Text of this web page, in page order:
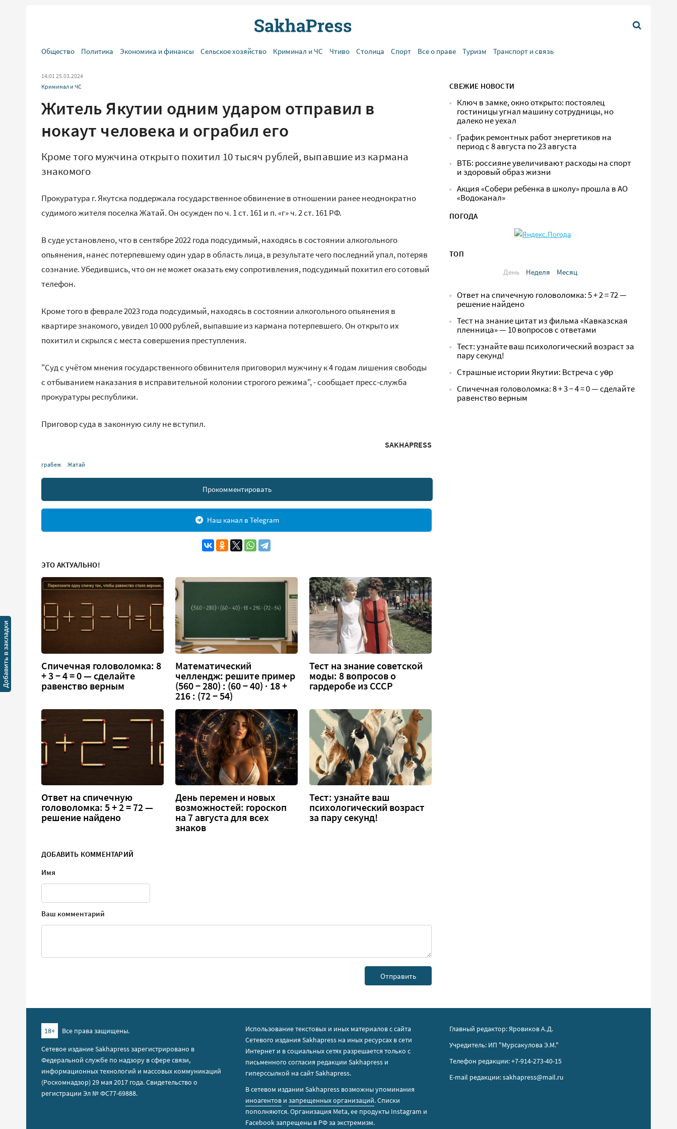
Общество Политика Экономика и финансы Сельское хозяйство Криминал и ЧС Чтиво Столица Спорт Все о праве Туризм Транспорт и связь
14:01 25.03.2024
Криминал и ЧС
Житель Якутии одним ударом отправил в
нокаут человека и ограбил его
Кроме того мужчина открыто похитил 10 тысяч рублей, выпавшие из кармана
знакомого
Прокуратура г. Якутска поддержала государственное обвинение в отношении ранее неоднократно
судимого жителя поселка Жатай. Он осужден по ч. 1 ст. 161 и п. «г» ч. 2 ст. 161 РФ.
В суде установлено, что в сентябре 2022 года подсудимый, находясь в состоянии алкогольного
опьянения, нанес потерпевшему один удар в область лица, в результате чего последний упал, потеряв
сознание. Убедившись, что он не может оказать ему сопротивления, подсудимый похитил его сотовый
телефон.
Кроме того в феврале 2023 года подсудимый, находясь в состоянии алкогольного опьянения в
квартире знакомого, увидел 10 000 рублей, выпавшие из кармана потерпевшего. Он открыто их
похитил и скрылся с места совершения преступления.
"Суд с учётом мнения государственного обвинителя приговорил мужчину к 4 годам лишения свободы
с отбыванием наказания в исправительной колонии строгого режима", - сообщает пресс-служба
прокуратуры республики.
Приговор суда в законную силу не вступил.
SAKHAPRESS
грабеж Жатай
Прокомментировать
Наш канал в Telegram
ЭТО АКТУАЛЬНО!
Спичечная головоломка: 8
+ 3 − 4 = 0 — сделайте
равенство верным
Математический
челлендж: решите пример
(560 − 280) : (60 − 40) · 18 +
216 : (72 − 54)
Тест на знание советской
моды: 8 вопросов о
гардеробе из СССР
Ответ на спичечную
головоломка: 5 + 2 = 72 —
решение найдено
День перемен и новых
возможностей: гороскоп
на 7 августа для всех
знаков
Тест: узнайте ваш
психологический возраст
за пару секунд!
ДОБАВИТЬ КОММЕНТАРИЙ
Имя
Ваш комментарий
СВЕЖИЕ НОВОСТИ
Ключ в замке, окно открыто: постоялец
гостиницы угнал машину сотрудницы, но
далеко не уехал
График ремонтных работ энергетиков на
период с 8 августа по 23 августа
ВТБ: россияне увеличивают расходы на спорт
и здоровый образ жизни
Акция «Собери ребенка в школу» прошла в АО
«Водоканал»
ПОГОДА
ТОП
День
Неделя Месяц
Ответ на спичечную головоломка: 5 + 2 = 72 —
решение найдено
Тест на знание цитат из фильма «Кавказская
пленница» — 10 вопросов с ответами
Тест: узнайте ваш психологический возраст за
пару секунд!
Страшные истории Якутии: Встреча с yөр
Спичечная головоломка: 8 + 3 − 4 = 0 — сделайте
равенство верным
18+
Все права защищены.
Сетевое издание Sakhapress зарегистрировано в
Федеральной службе по надзору в сфере связи,
информационных технологий и массовых коммуникаций
(Роскомнадзор) 29 мая 2017 года. Свидетельство о
регистрации Эл № ФС77-69888.
Использование текстовых и иных материалов с сайта
Сетевого издания Sakhapress на иных ресурсах в сети
Интернет и в социальных сетях разрешается только с
письменного согласия редакции Sakhapress и
гиперссылкой на сайт Sakhapress.
В сетевом издании Sakhapress возможны упоминания
иноагентов изапрещенных организаций. Списки
пополняются. Организация Metа, ее продукты Instagram и
Facebook запрещены в РФ за экстремизм.
Главный редактор: Яровиков А.Д.
Учредитель: ИП "Мурсакулова Э.М."
Телефон редакции: +7-914-273-40-15
E-mail редакции: sakhapress@mail.ru